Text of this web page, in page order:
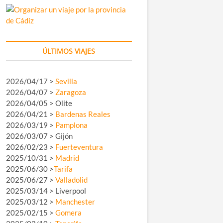
ÚLTIMOS VIAJES
2026/04/17 > Sevilla
2026/04/07 > Zaragoza
2026/04/05 > Olite
2026/04/21 > Bardenas Reales
2026/03/19 > Pamplona
2026/03/07 > Gijón
2026/02/23 > Fuerteventura
2025/10/31 > Madrid
2025/06/30 >Tarifa
2025/06/27 > Valladolid
2025/03/14 > Liverpool
2025/03/12 > Manchester
2025/02/15 > Gomera